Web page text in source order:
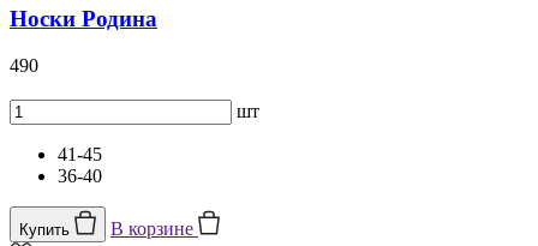
Носки Родина
490
шт
41-45
36-40
Купить В корзине